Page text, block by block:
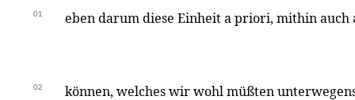
01 eben darum diese Einheit a priori, mithin
02
können, welches wir wohl müßten